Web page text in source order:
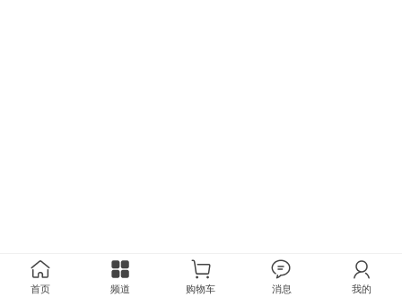
首页 频道 购物车 消息 我的